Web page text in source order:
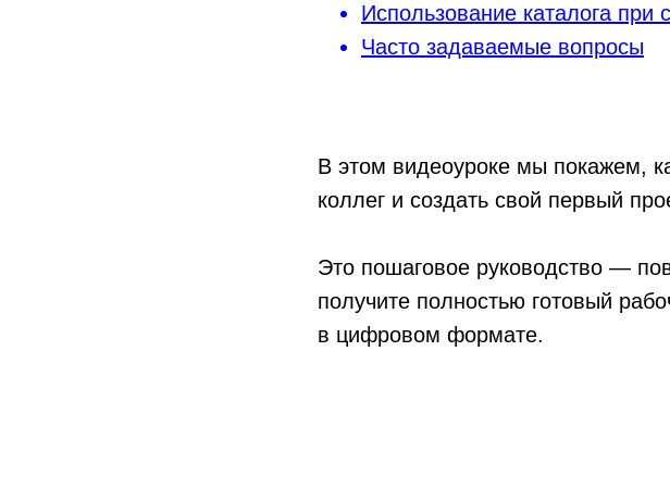
Использование каталога при
Часто задаваемые вопросы
В этом видеоуроке мы покажем,
коллег и создать свой первый
Это пошаговое руководство —
получите полностью готовый
в цифровом формате.